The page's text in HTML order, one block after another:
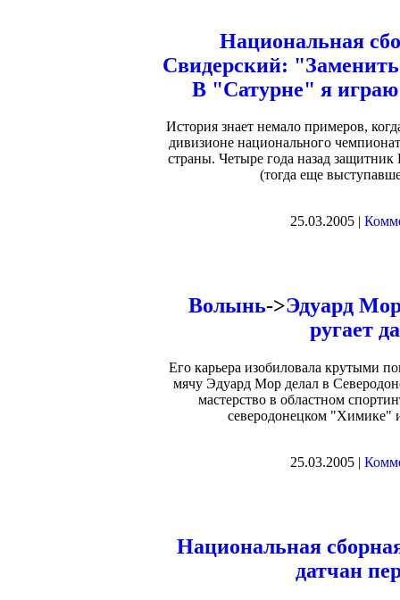
Национальная
Свидерский:
В "Сатурне" я
История знает немало примеров,
дивизионе национального
страны. Четыре года назад
(тогда еще
25.03.2005 |
Волынь->Эдуард
ругает
Его карьера изобиловала крутыми
мячу Эдуард Мор делал в
мастерство в областном
северодонецком "Химике"
25.03.2005 |
Национальная
датчан